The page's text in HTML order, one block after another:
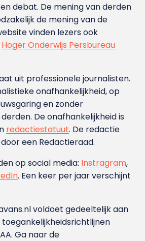
debat. De mening van derden
de mening van de
vinden lezers ook
Hoger Onderwijs Persbureau
uit professionele journalisten.
onafhankelijkheid, op
en zonder
De onafhankelijkheid is
redactiestatuut. De redactie
een Redactieraad.
op social media: Instragram,
. Een keer per jaar verschijnt
voldoet gedeeltelijk aan
Ga naar de